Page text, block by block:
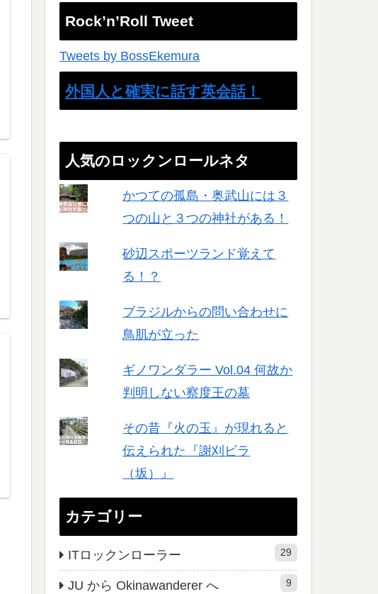
Rock’n’Roll Tweet
Tweets by BossEkemura
外国人と確実に話す英会話！
人気のロックンロールネタ
かつての孤島・奥武山には３
つの山と３つの神社がある！
砂辺スポーツランド覚えて
る！？
ブラジルからの問い合わせに
鳥肌が立った
ギノワンダラー Vol.04 何故か
判明しない察度王の墓
その昔『火の玉』が現れると
伝えられた『謝刈ビラ
（坂）』
カテゴリー
ITロックンローラー 29
JU から Okinawanderer へ 9